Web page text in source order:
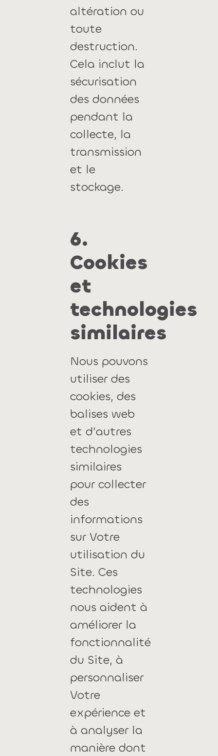
altération ou
toute
destruction.
Cela inclut la
sécurisation
des données
pendant la
collecte, la
transmission
et le
stockage.
6.
Cookies
et
technologies
similaires
Nous pouvons
utiliser des
cookies, des
balises web
et d’autres
technologies
similaires
pour collecter
des
informations
sur Votre
utilisation du
Site. Ces
technologies
nous aident à
améliorer la
fonctionnalité
du Site, à
personnaliser
Votre
expérience et
à analyser la
manière dont